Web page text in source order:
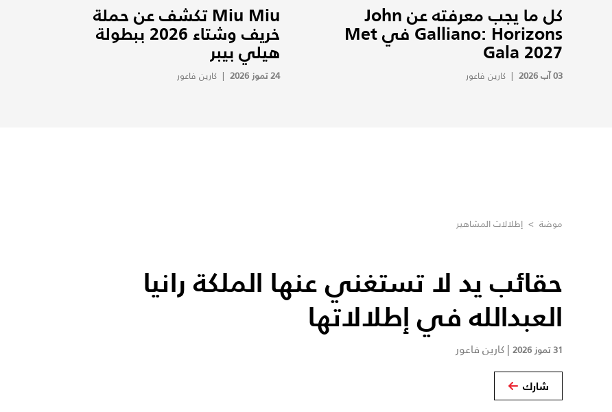
كل ما يجب معرفته عن John
Galliano: Horizons في Met
Gala 2027
03 آب 2026 | كارين فاعور
Miu Miu تكشف عن حملة
خريف وشتاء 2026 ببطولة
هيلي بيبر
24 تموز 2026 | كارين فاعور
موضة > إطلالات المشاهير
حقائب يد لا تستغني عنها الملكة رانيا
العبدالله في إطلالاتها
31 تموز 2026 | كارين فاعور
شارك